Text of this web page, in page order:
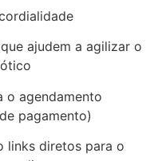
ajudem a agilizar o
o agendamento
pagamento)
links diretos para o